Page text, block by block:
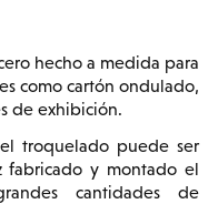
hecho a medida para
como cartón ondulado,
de exhibición.
troquelado puede ser
fabricado y montado el
cantidades de